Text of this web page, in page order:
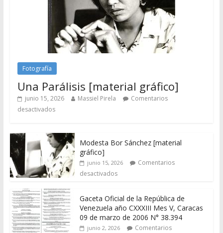
Fotografía
Una Parálisis [material gráfico]
junio 15, 2026 Massiel Pirela
Comentarios
desactivados
Modesta Bor Sánchez [material
gráfico]
junio 15, 2026
Comentarios
desactivados
Gaceta Oficial de la República de
Venezuela año CXXXIII Mes V, Caracas
09 de marzo de 2006 N° 38.394
junio 2, 2026
Comentarios